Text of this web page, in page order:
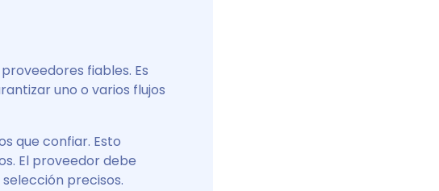
fiables. Es
uno o varios flujos
que confiar. Esto
El proveedor debe
precisos.